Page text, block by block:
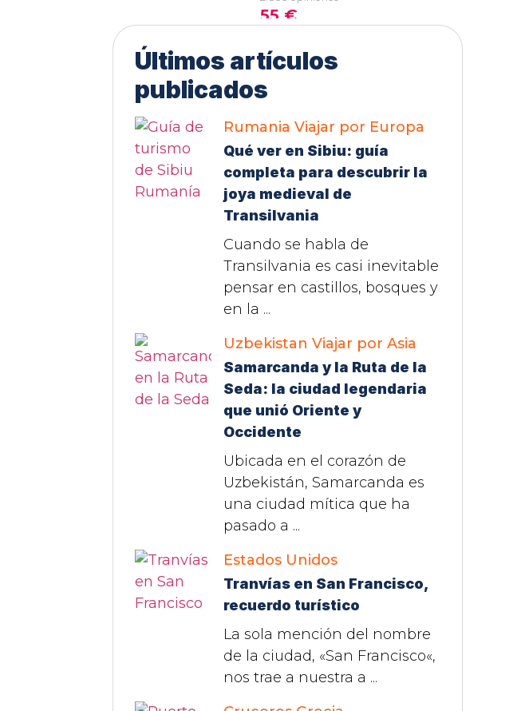
Últimos artículos
publicados
Rumania Viajar por Europa
Qué ver en Sibiu: guía
completa para descubrir la
joya medieval de
Transilvania
Cuando se habla de
Transilvania es casi inevitable
pensar en castillos, bosques y
en la ...
Uzbekistan Viajar por Asia
Samarcanda y la Ruta de la
Seda: la ciudad legendaria
que unió Oriente y
Occidente
Ubicada en el corazón de
Uzbekistán, Samarcanda es
una ciudad mítica que ha
pasado a ...
Estados Unidos
Tranvías en San Francisco,
recuerdo turístico
La sola mención del nombre
de la ciudad, «San Francisco«,
nos trae a nuestra a ...